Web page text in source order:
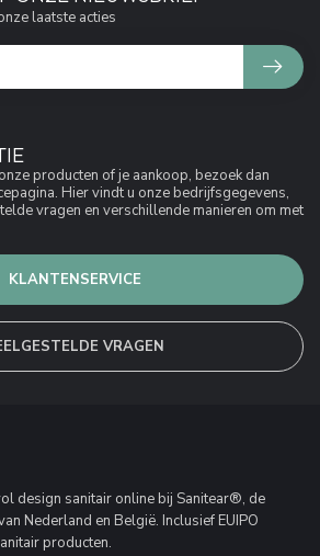
producten of je aankoop, bezoek dan
Hier vindt u onze bedrijfsgegevens,
vragen en verschillende manieren om met
KLANTENSERVICE
VRAGEN
laatste acties
design sanitair online bij Sanitear®, de
Nederland en België. Inclusief EUIPO
producten.